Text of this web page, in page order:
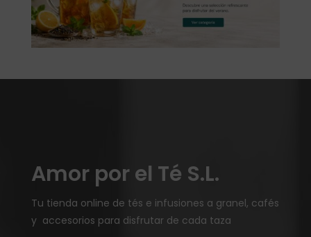
Amor por el Té S.L.
Tu tienda online de tés e infusiones a granel, cafés
y accesorios para disfrutar de cada taza